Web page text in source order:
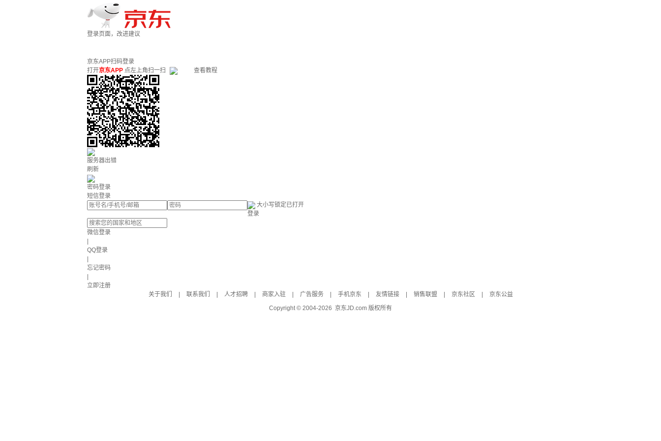
登录页面，改进建议
京东APP扫码登录
打开京东APP 点左上角扫一扫 查看教程
服务器出错
刷新
密码登录
短信登录
大小写锁定已打开
登录
微信登录
QQ登录
忘记密码
立即注册
关于我们
联系我们 人才招聘 商家入驻 广告服务 手机京东 友情链接 销售联盟 京东社区
京东公益
Copyright © 2004-2026 京东JD.com 版权所有